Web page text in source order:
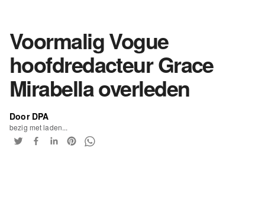
Voormalig Vogue
hoofdredacteur Grace
Mirabella overleden
Door DPA
bezig met laden...